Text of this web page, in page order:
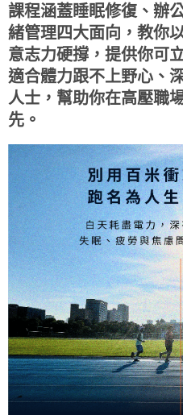
課程涵蓋睡眠修復、辦
緒管理四大面向，教你
意志力硬撐，提供你可
適合體力跟不上野心、
人士，幫助你在高壓職
先。